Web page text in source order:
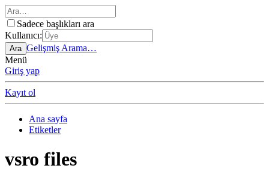
Sadece başlıkları ara
Kullanıcı:
Ara Gelişmiş Arama…
Menü
Giriş yap
Kayıt ol
Ana sayfa
Etiketler
vsro files